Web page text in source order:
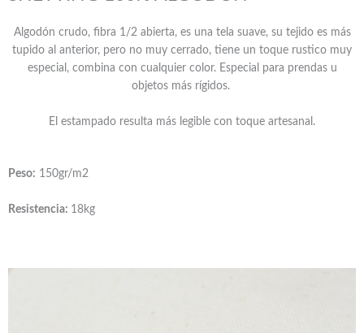
Algodón crudo, fibra 1/2 abierta, es una tela suave, su tejido es más
tupido al anterior, pero no muy cerrado, tiene un toque rustico muy
especial, combina con cualquier color. Especial para prendas u
objetos más rígidos.
El estampado resulta más legible con toque artesanal.
Peso: 150gr/m2
Resistencia: 18kg